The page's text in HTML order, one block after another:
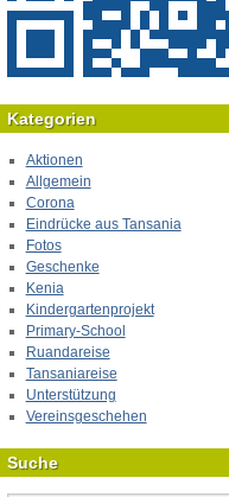
Kategorien
Aktionen
Allgemein
Corona
Eindrücke aus Tansania
Fotos
Geschenke
Kenia
Kindergartenprojekt
Primary-School
Ruandareise
Tansaniareise
Unterstützung
Vereinsgeschehen
Suche